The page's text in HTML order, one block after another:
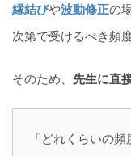
縁結びや波動修正の
次第で受けるべき頻
そのため、 先生に直
「どれくらいの